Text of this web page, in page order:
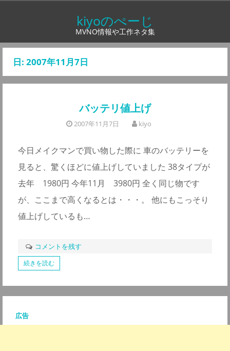
ン
へ
kiyoのぺーじ
MVNO情報や工作ネタ集
日: 2007年11月7日
バッテリ値上げ
2007年11月7日 kiyo
今日メイクマンで買い物した際に 車のバッテリーを
見ると、驚くほどに値上げしていました 38タイプが
去年 1980円 今年11月 3980円 全く同じ物です
が、ここまで高くなるとは・・・。 他にもこっそり
値上げしているも…
コメントを残す
続きを読む
広告